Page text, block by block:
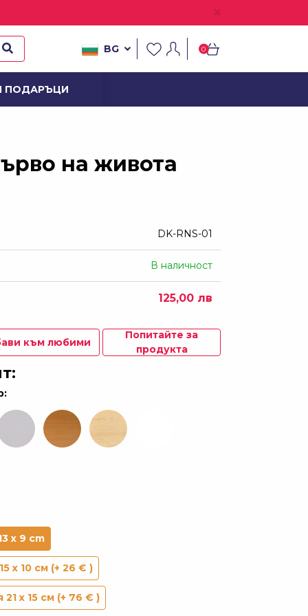
BG 0
ПОДАРЪЦИ
на живота
DK-RNS-01
В наличност
125,00 лв
към любими
Попитайте за
продукта
x 9 cm
x 10 см (+ 26 € )
x 15 см (+ 76 € )